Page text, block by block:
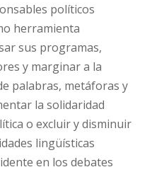
políticos
herramienta
sus programas,
y marginar a la
palabras, metáforas y
la solidaridad
o excluir y disminuir
lingüísticas
en los debates